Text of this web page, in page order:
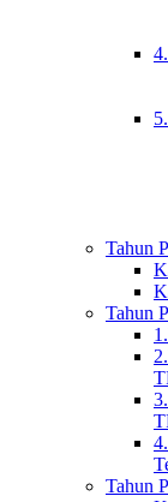
Tahun
Tahun
Tahun